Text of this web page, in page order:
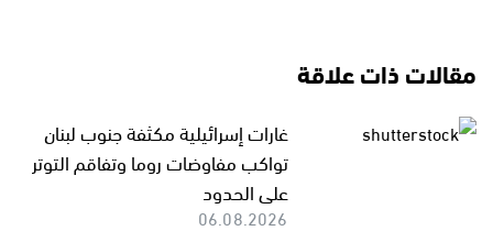
مقالات ذات علاقة
غارات إسرائيلية مكثفة جنوب لبنان
تواكب مفاوضات روما وتفاقم التوتر
على الحدود
06.08.2026